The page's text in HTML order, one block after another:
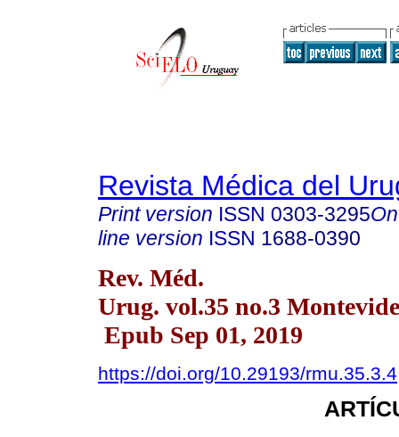
Revista Médica del
Print version ISSN 0303-3295
line version ISSN 1688-0390
Rev. Méd.
Urug. vol.35 no.3
Epub Sep 01, 2019
https://doi.org/10.29193/rmu.35.3.4